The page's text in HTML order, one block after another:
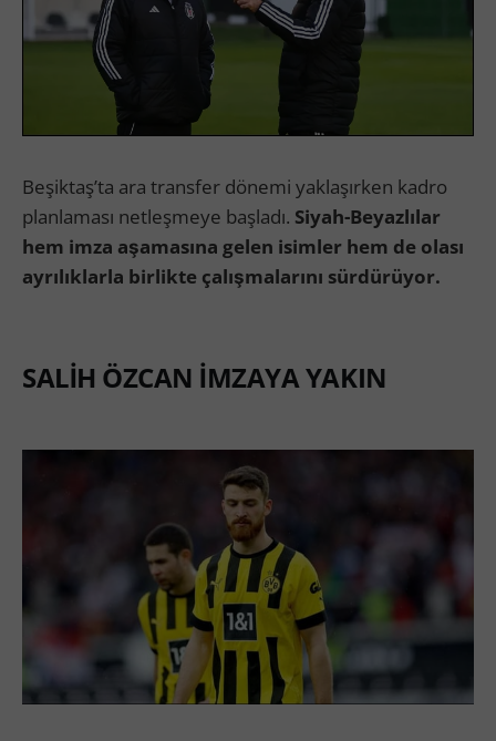
Beşiktaş’ta ara transfer dönemi yaklaşırken kadro
planlaması netleşmeye başladı. Siyah-Beyazlılar
hem imza aşamasına gelen isimler hem de olası
ayrılıklarla birlikte çalışmalarını sürdürüyor.
SALİH ÖZCAN İMZAYA YAKIN